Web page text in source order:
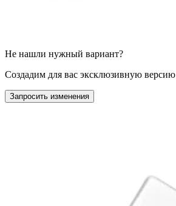
Не нашли нужный вариант?
Создадим для вас эксклюзивную версию
Запросить изменения